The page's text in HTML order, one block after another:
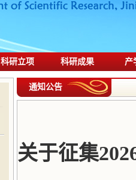
科研立项 科研成果 产
通知公告
关于征集